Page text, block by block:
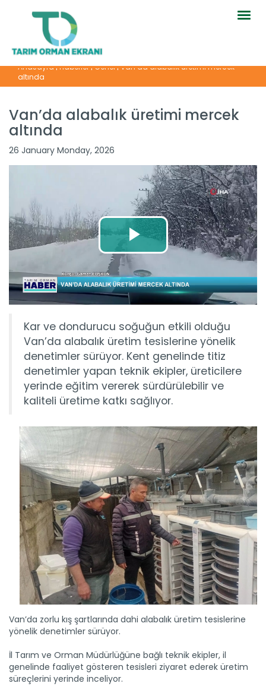
Anasayfa|Haberler|Genel|Van’da alabalık üretimi mercek
altında
Van’da alabalık üretimi mercek
altında
26 January Monday, 2026
Kar ve dondurucu soğuğun etkili olduğu
Van’da alabalık üretim tesislerine yönelik
denetimler sürüyor. Kent genelinde titiz
denetimler yapan teknik ekipler, üreticilere
yerinde eğitim vererek sürdürülebilir ve
kaliteli üretime katkı sağlıyor.
Van’da zorlu kış şartlarında dahi alabalık üretim tesislerine
yönelik denetimler sürüyor.
İl Tarım ve Orman Müdürlüğüne bağlı teknik ekipler, il
genelinde faaliyet gösteren tesisleri ziyaret ederek üretim
süreçlerini yerinde inceliyor.
Turunçgilde 6 aylık ihracat...
Türkiye'den bu yılın ilk 6 ayında 911 milyon 35 bin dolarlık...
Devamını Oku ->
Balon balığı istilasına bütçe...